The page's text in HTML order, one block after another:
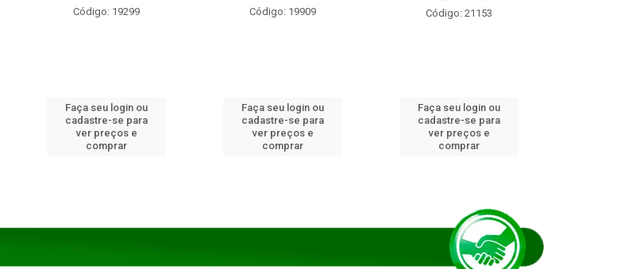
Código: 19299
Faça seu login ou
cadastre-se para
ver preços e
comprar
Código: 19909
Faça seu login ou
cadastre-se para
ver preços e
comprar
Código: 21153
Faça seu login ou
cadastre-se para
ver preços e
comprar